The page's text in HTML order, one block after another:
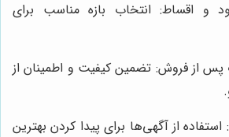
و اقساط: انتخاب بازه مناسب برای
از فروش: تضمین کیفیت و اطمینان از
استفاده از آگهی‌ها برای پیدا کردن بهترین